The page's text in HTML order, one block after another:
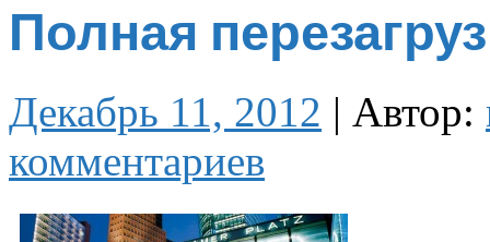
Полная
Декабрь 11, 2012 | Автор:
комментариев